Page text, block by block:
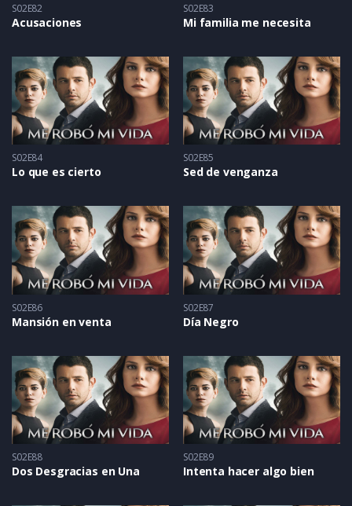
S02E82
Acusaciones
S02E83
Mi familia me necesita
S02E84
Lo que es cierto
S02E85
Sed de venganza
S02E86
Mansión en venta
S02E87
Día Negro
S02E88
Dos Desgracias en Una
S02E89
Intenta hacer algo bien